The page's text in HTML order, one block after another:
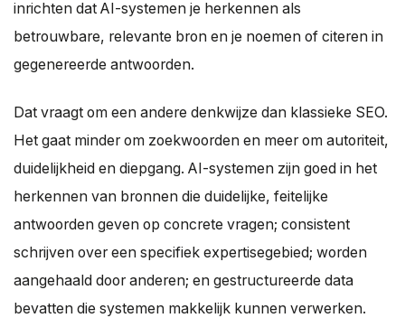
inrichten dat AI-systemen je herkennen als
betrouwbare, relevante bron en je noemen of citeren in
gegenereerde antwoorden.
Dat vraagt om een andere denkwijze dan klassieke SEO.
Het gaat minder om zoekwoorden en meer om autoriteit,
duidelijkheid en diepgang. AI-systemen zijn goed in het
herkennen van bronnen die duidelijke, feitelijke
antwoorden geven op concrete vragen; consistent
schrijven over een specifiek expertisegebied; worden
aangehaald door anderen; en gestructureerde data
bevatten die systemen makkelijk kunnen verwerken.